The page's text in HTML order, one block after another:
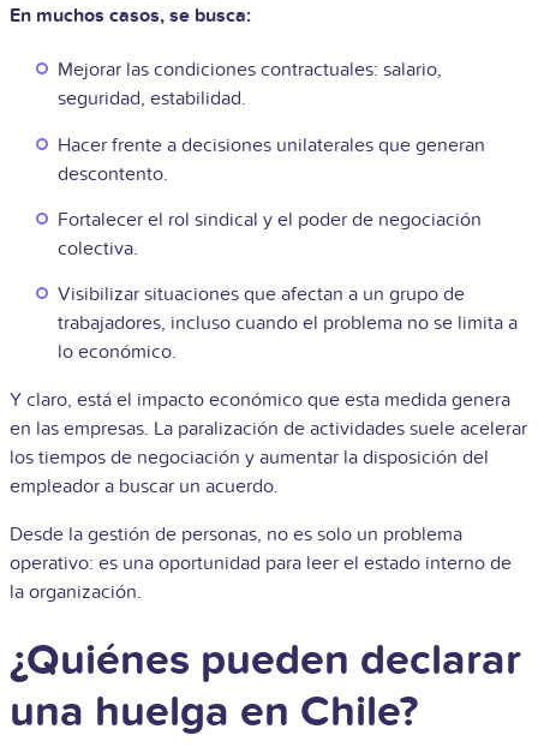
En muchos casos, se busca:
Mejorar las condiciones contractuales: salario,
seguridad, estabilidad.
Hacer frente a decisiones unilaterales que generan
descontento.
Fortalecer el rol sindical y el poder de negociación
colectiva.
Visibilizar situaciones que afectan a un grupo de
trabajadores, incluso cuando el problema no se limita a
lo económico.
Y claro, está el impacto económico que esta medida genera
en las empresas. La paralización de actividades suele acelerar
los tiempos de negociación y aumentar la disposición del
empleador a buscar un acuerdo.
Desde la gestión de personas, no es solo un problema
operativo: es una oportunidad para leer el estado interno de
la organización.
¿Quiénes pueden declarar
una huelga en Chile?